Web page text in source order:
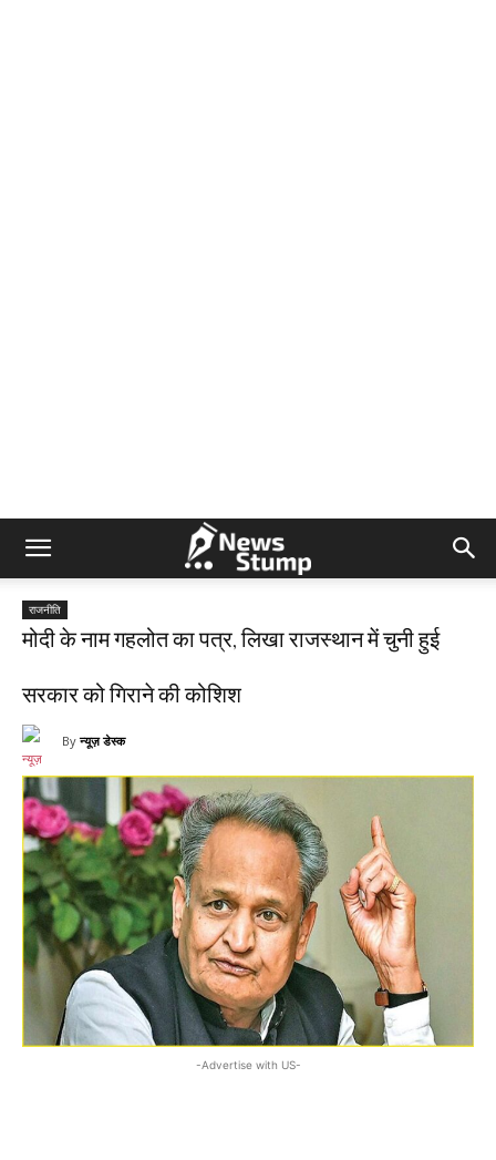
राजनीति
मोदी के नाम गहलोत का पत्र, लिखा राजस्थान में चुनी हुई
सरकार को गिराने की कोशिश
By न्यूज़ डेस्क
-Advertise with US-